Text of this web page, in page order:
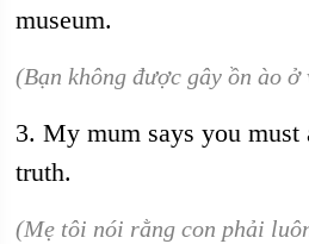
museum.
(Bạn không được gây ồn ào ở
3. My mum says you must
truth.
(Mẹ tôi nói rằng con phải